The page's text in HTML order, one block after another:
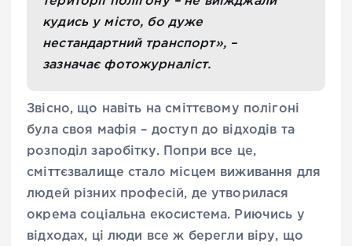
кудись у місто, бо дуже
нестандартний транспорт», –
зазначає фотожурналіст.
Звісно, що навіть на сміттєвому полігоні
була своя мафія – доступ до відходів та
розподіл заробітку. Попри все це,
сміттєзвалище стало місцем виживання для
людей різних професій, де утворилася
окрема соціальна екосистема. Риючись у
відходах, ці люди все ж берегли віру, що